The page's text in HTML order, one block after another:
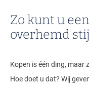
Zo kunt u
overhemd
Kopen is één ding, maar
Hoe doet u dat? Wij